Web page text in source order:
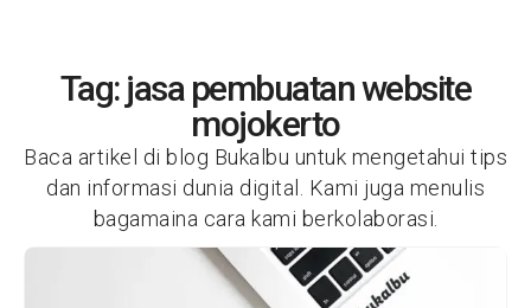
Tag: jasa pembuatan website
mojokerto
Baca artikel di blog Bukalbu untuk mengetahui tips
dan informasi dunia digital. Kami juga menulis
bagamaina cara kami berkolaborasi.